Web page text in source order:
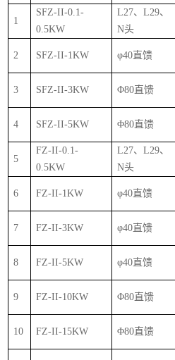
1
SFZ-II-0.1-
0.5KW
L27、L29、
N头
2 SFZ-II-1KW φ40直馈
3 SFZ-II-3KW Φ80直馈
4 SFZ-II-5KW Φ80直馈
5
FZ-II-0.1-
0.5KW
L27、L29、
N头
6 FZ-II-1KW φ40直馈
7 FZ-II-3KW φ40直馈
8 FZ-II-5KW φ40直馈
9 FZ-II-10KW Φ80直馈
10 FZ-II-15KW Φ80直馈